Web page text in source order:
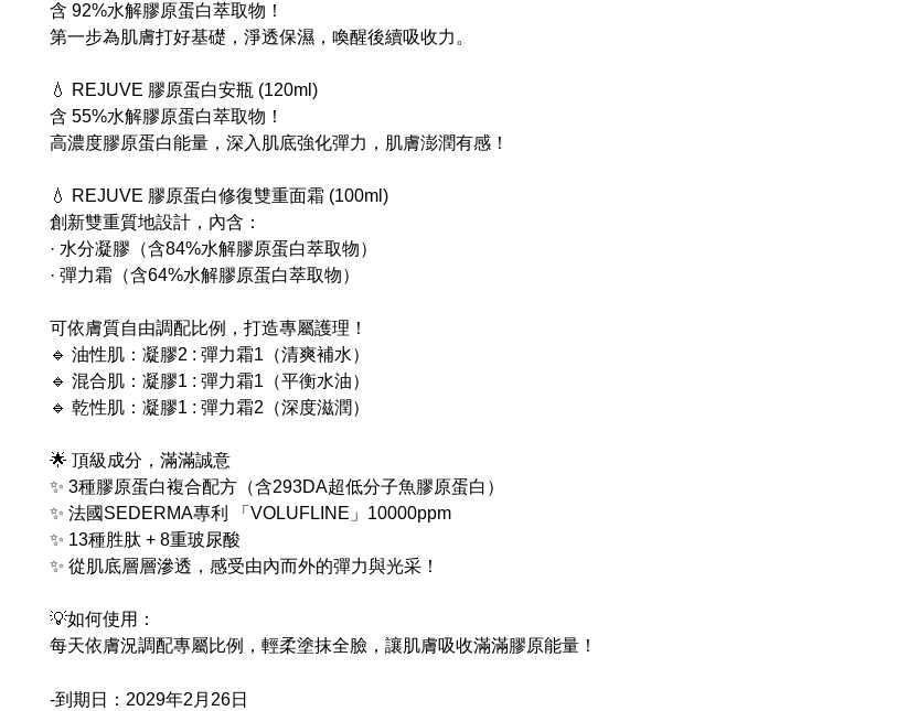
含 92%水解膠原蛋白萃取物！
第一步為肌膚打好基礎，淨透保濕，喚醒後續吸收力。
💧 REJUVE 膠原蛋白安瓶 (120ml)
含 55%水解膠原蛋白萃取物！
高濃度膠原蛋白能量，深入肌底強化彈力，肌膚澎潤有感！
💧 REJUVE 膠原蛋白修復雙重面霜 (100ml)
創新雙重質地設計，內含：
· 水分凝膠（含84%水解膠原蛋白萃取物）
· 彈力霜（含64%水解膠原蛋白萃取物）
可依膚質自由調配比例，打造專屬護理！
🔹 油性肌：凝膠2 : 彈力霜1（清爽補水）
🔹 混合肌：凝膠1 : 彈力霜1（平衡水油）
🔹 乾性肌：凝膠1 : 彈力霜2（深度滋潤）
🌟 頂級成分，滿滿誠意
✨ 3種膠原蛋白複合配方（含293DA超低分子魚膠原蛋白）
✨ 法國SEDERMA專利 「VOLUFLINE」10000ppm
✨ 13種胜肽 + 8重玻尿酸
✨ 從肌底層層滲透，感受由內而外的彈力與光采！
💡如何使用：
每天依膚況調配專屬比例，輕柔塗抹全臉，讓肌膚吸收滿滿膠原能量！
-到期日：2029年2月26日